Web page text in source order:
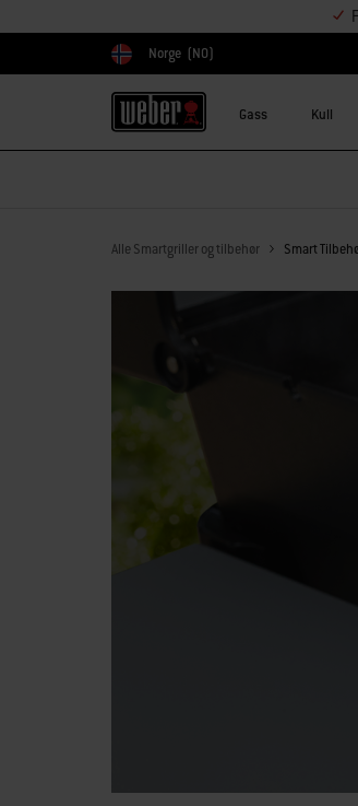
Velg land
Norge (NO)
Gass Kull
Alle Smartgriller og tilbehør Smart